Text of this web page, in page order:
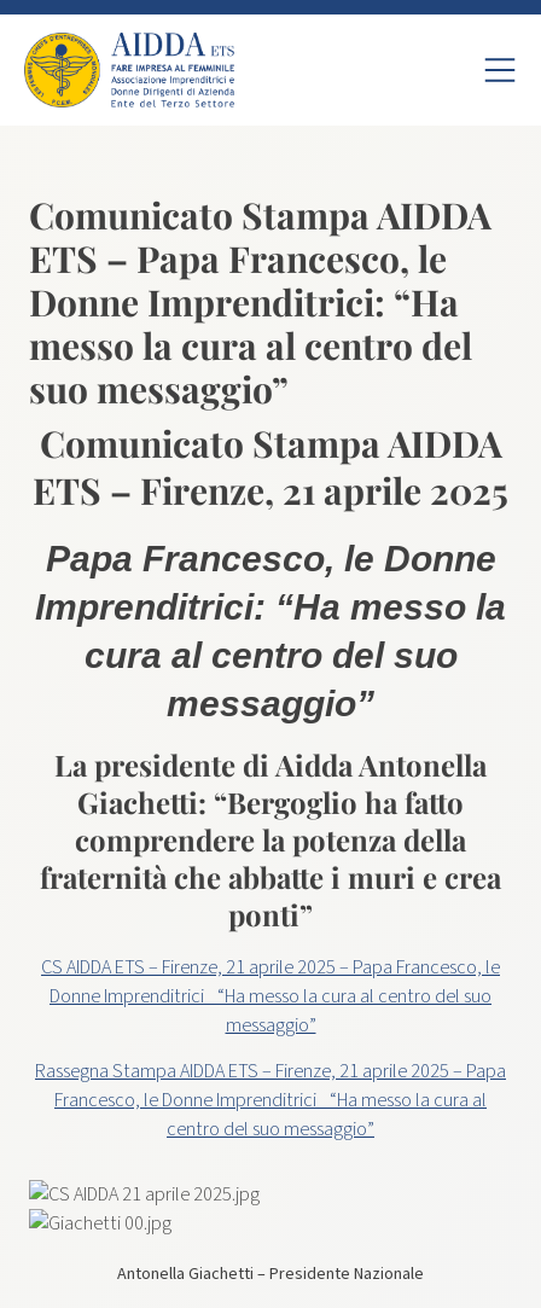
Comunicato Stampa AIDDA
ETS – Papa Francesco, le
Donne Imprenditrici: “Ha
messo la cura al centro del
suo messaggio”
Comunicato Stampa AIDDA
ETS – Firenze, 21 aprile 2025
Papa Francesco, le Donne
Imprenditrici: “Ha messo la
cura al centro del suo
messaggio”
La presidente di Aidda Antonella
Giachetti: “Bergoglio ha fatto
comprendere la potenza della
fraternità che abbatte i muri e crea
ponti”
CS AIDDA ETS – Firenze, 21 aprile 2025 – Papa Francesco, le
Donne Imprenditrici_ “Ha messo la cura al centro del suo
messaggio”
Rassegna Stampa AIDDA ETS – Firenze, 21 aprile 2025 – Papa
Francesco, le Donne Imprenditrici_ “Ha messo la cura al
centro del suo messaggio”
Antonella Giachetti – Presidente Nazionale